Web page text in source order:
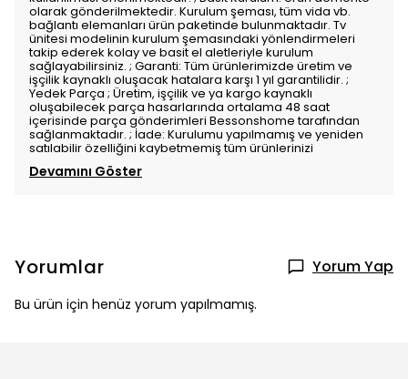
olarak gönderilmektedir. Kurulum şeması, tüm vida vb.
bağlantı elemanları ürün paketinde bulunmaktadır. Tv
ünitesi modelinin kurulum şemasındaki yönlendirmeleri
takip ederek kolay ve basit el aletleriyle kurulum
sağlayabilirsiniz. ; Garanti: Tüm ürünlerimizde üretim ve
işçilik kaynaklı oluşacak hatalara karşı 1 yıl garantilidir. ;
Yedek Parça ; Üretim, işçilik ve ya kargo kaynaklı
oluşabilecek parça hasarlarında ortalama 48 saat
içerisinde parça gönderimleri Bessonshome tarafından
sağlanmaktadır. ; İade: Kurulumu yapılmamış ve yeniden
satılabilir özelliğini kaybetmemiş tüm ürünlerinizi
Devamını Göster
Yorumlar Yorum Yap
Bu ürün için henüz yorum yapılmamış.